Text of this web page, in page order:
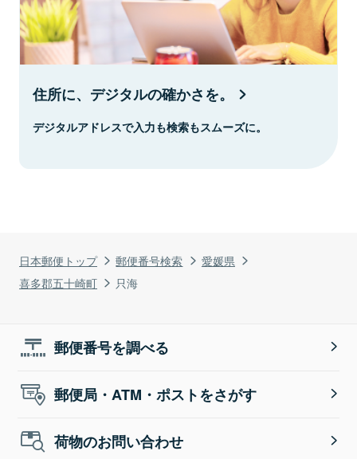
日本郵便トップ 郵便番号検索
愛媛県
喜多郡五十崎町
只海
住所に、デジタルの確かさを。
デジタルアドレスで入力も検索もスムーズに。
郵便番号を調べる
郵便局・ATM・ポストをさがす
荷物のお問い合わせ